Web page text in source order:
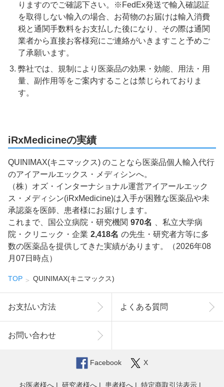
りますのでご確認下さい。※FedEx発送で輸入確認証
を取得しない輸入の場合、お荷物のお届けは輸入消費
税と通関手数料をお支払した後になり、その際は通関
業者から直接お客様宛にご連絡がいきますこと予めご
了承願います。
弊社では、規制により医薬品の効果・効能、用法・用
量、副作用等をご案内することは禁じられておりま
す。
iRxMedicineの実績
QUINIMAX(キニマックス) のことなら医薬品個人輸入代行
のアイアールエックス・メディシンへ。
（株）オズ・インターナショナル運営アイアールエック
ス・メディシン(iRxMedicine)は入手が困難な医薬品や未
承認薬を医師、患者様にお届けします。
これまで、国公立病院・研究機関 970名
、私立大学病
院・クリニック・企業 2,418名 の先生・研究者方等に多
数の医薬品を提供してきた実績があります。（2026年08
月07日時点）
TOP QUINIMAX(キニマックス)
お支払い方法 よくある質問
お問い合わせ
Facebook X
お医者様へ 研究者様へ 患者様へ 特定商取引法表示